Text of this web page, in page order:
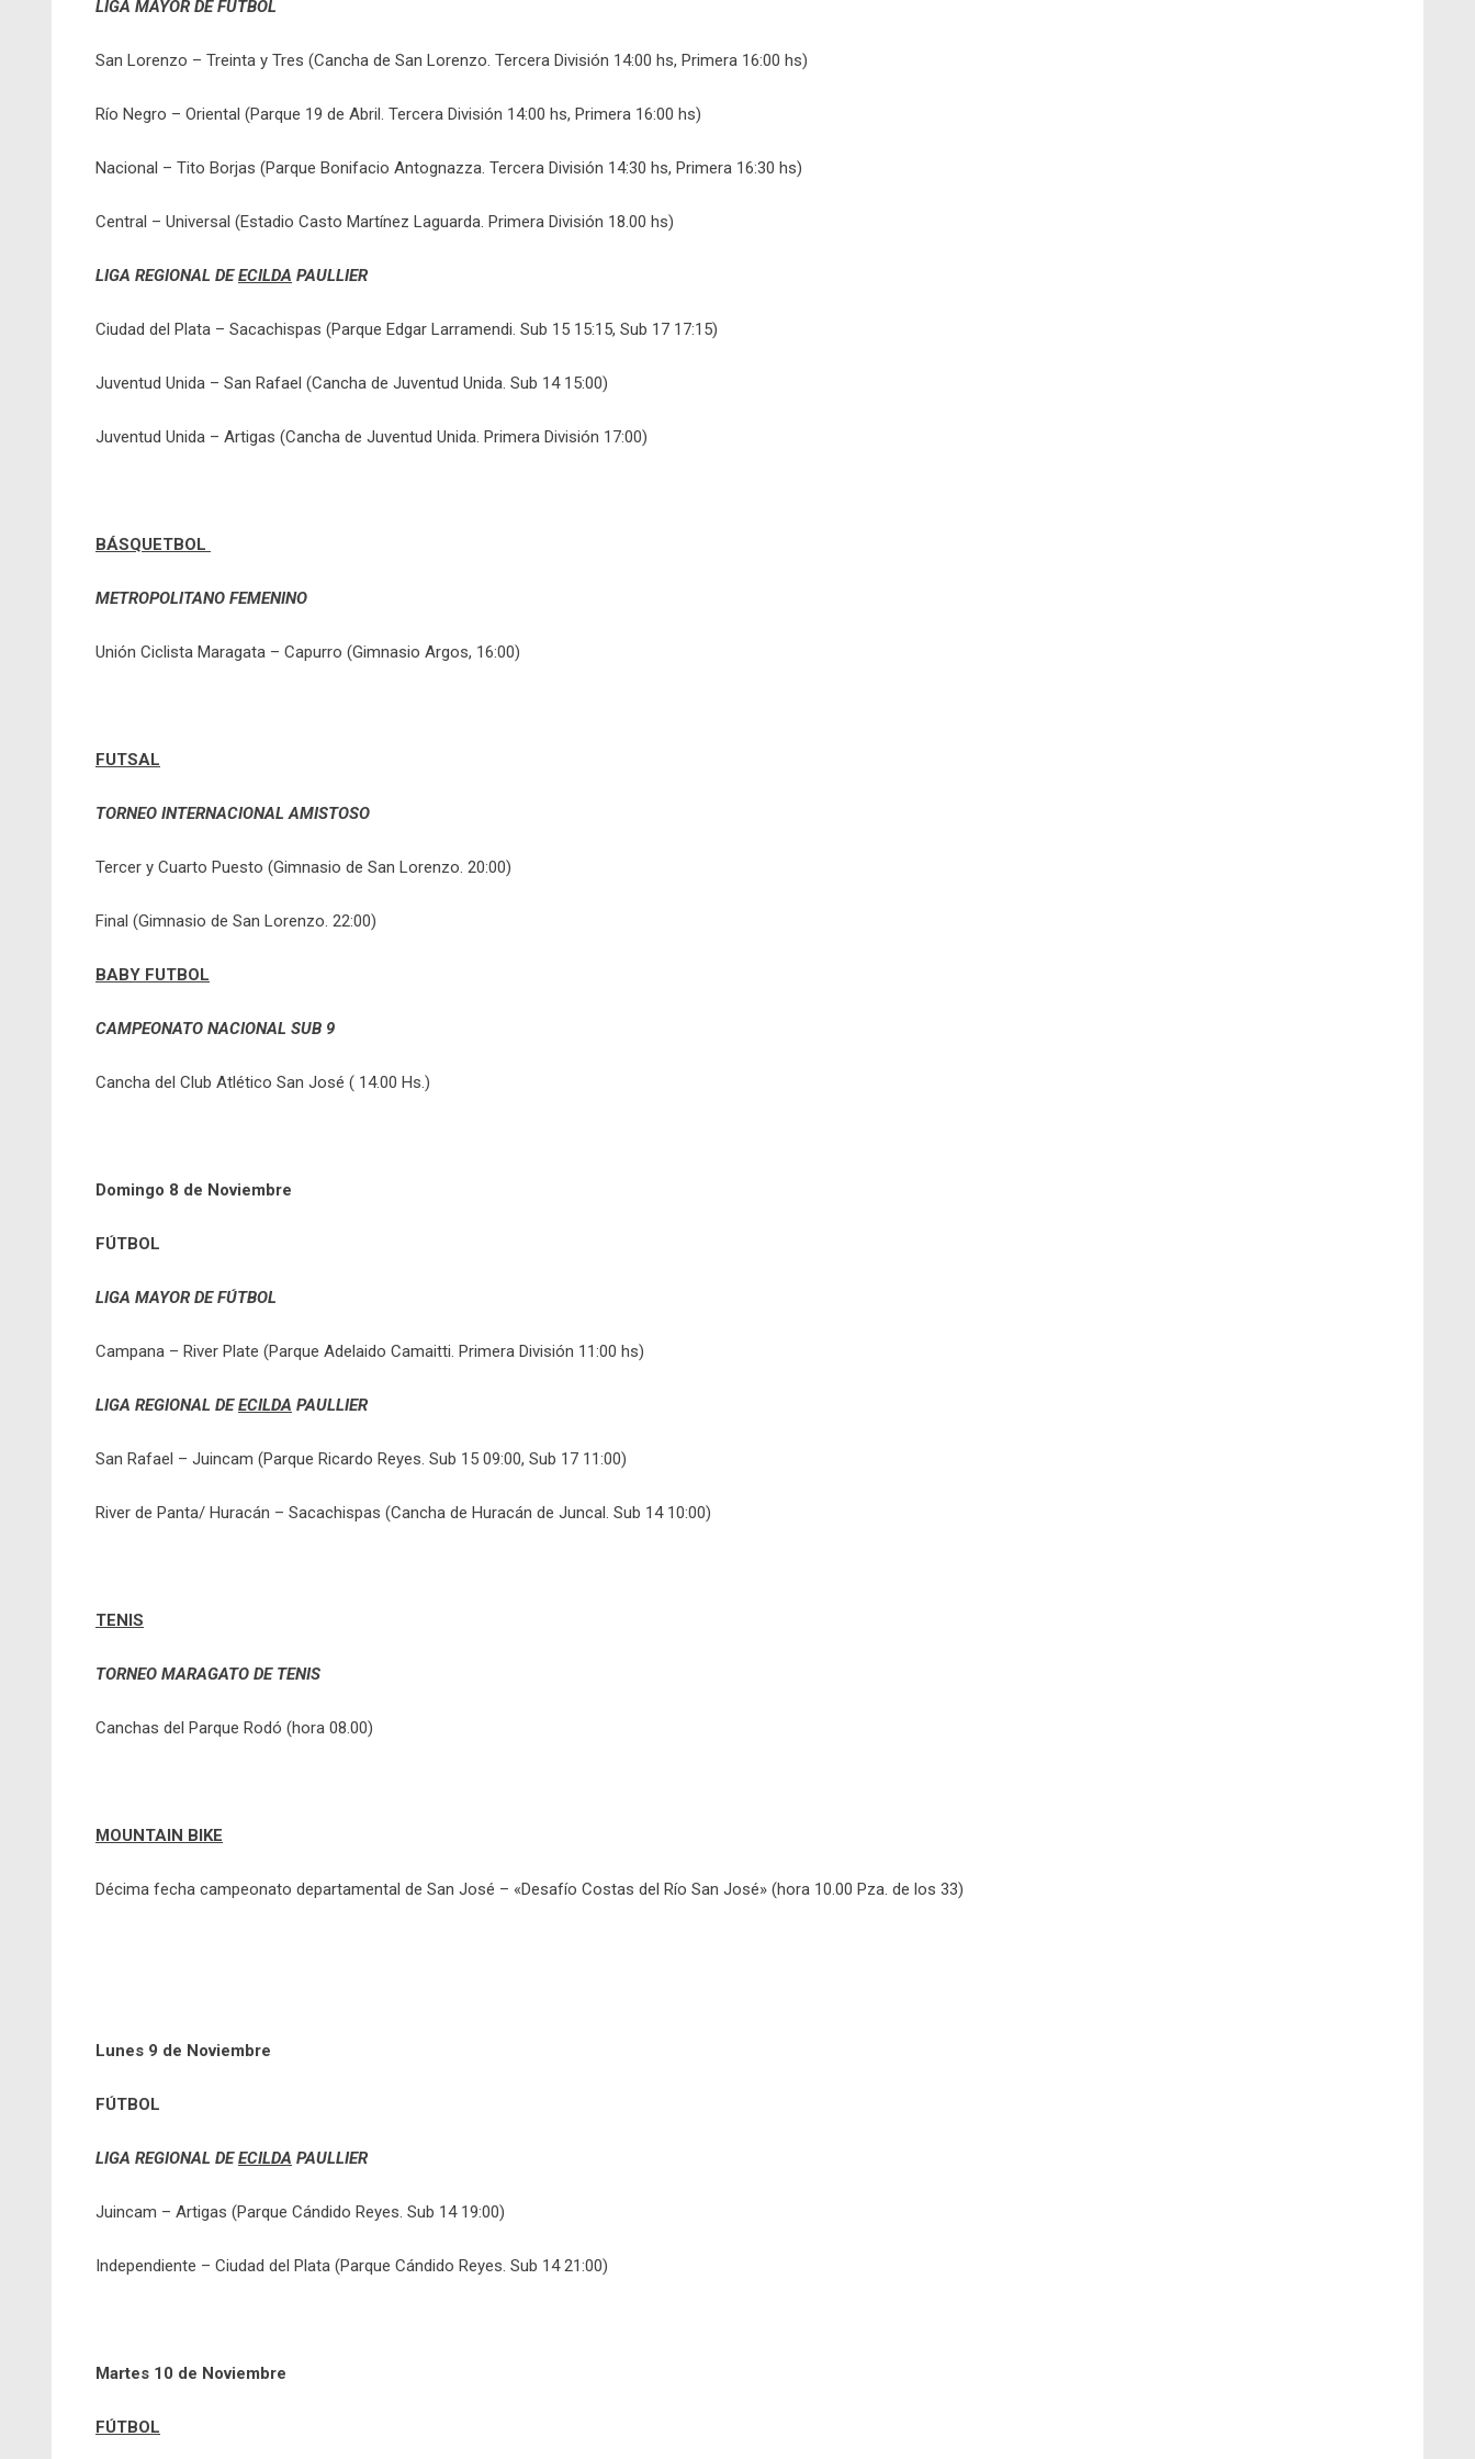
LIGA MAYOR DE FÚTBOL
San Lorenzo – Treinta y Tres (Cancha de San Lorenzo. Tercera División 14:00 hs, Primera 16:00 hs)
Río Negro – Oriental (Parque 19 de Abril. Tercera División 14:00 hs, Primera 16:00 hs)
Nacional – Tito Borjas (Parque Bonifacio Antognazza. Tercera División 14:30 hs, Primera 16:30 hs)
Central – Universal (Estadio Casto Martínez Laguarda. Primera División 18.00 hs)
LIGA REGIONAL DEECILDA PAULLIER
Ciudad del Plata – Sacachispas (Parque Edgar Larramendi. Sub 15 15:15, Sub 17 17:15)
Juventud Unida – San Rafael (Cancha de Juventud Unida. Sub 14 15:00)
Juventud Unida – Artigas (Cancha de Juventud Unida. Primera División 17:00)
BÁSQUETBOL
METROPOLITANO FEMENINO
Unión Ciclista Maragata – Capurro (Gimnasio Argos, 16:00)
FUTSAL
TORNEO INTERNACIONAL AMISTOSO
Tercer y Cuarto Puesto (Gimnasio de San Lorenzo. 20:00)
Final (Gimnasio de San Lorenzo. 22:00)
BABY FUTBOL
CAMPEONATO NACIONAL SUB 9
Cancha del Club Atlético San José ( 14.00 Hs.)
Domingo 8 de Noviembre
FÚTBOL
LIGA MAYOR DE FÚTBOL
Campana – River Plate (Parque Adelaido Camaitti. Primera División 11:00 hs)
LIGA REGIONAL DEECILDA PAULLIER
San Rafael – Juincam (Parque Ricardo Reyes. Sub 15 09:00, Sub 17 11:00)
River de Panta/ Huracán – Sacachispas (Cancha de Huracán de Juncal. Sub 14 10:00)
TENIS
TORNEO MARAGATO DE TENIS
Canchas del Parque Rodó (hora 08.00)
MOUNTAIN BIKE
Décima fecha campeonato departamental de San José – «Desafío Costas del Río San José» (hora 10.00 Pza. de los 33)
Lunes 9 de Noviembre
FÚTBOL
LIGA REGIONAL DEECILDA PAULLIER
Juincam – Artigas (Parque Cándido Reyes. Sub 14 19:00)
Independiente – Ciudad del Plata (Parque Cándido Reyes. Sub 14 21:00)
Martes 10 de Noviembre
FÚTBOL